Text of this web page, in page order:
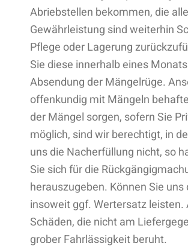
Abriebstellen bekommen, die
Gewährleistung sind weiterhin
Pflege oder Lagerung
Sie diese innerhalb eines
Absendung der Mängelrüge.
offenkundig mit Mängeln
der Mängel sorgen, sofern Sie
möglich, sind wir berechtigt, in
uns die Nacherfüllung nicht, so
Sie sich für die
herauszugeben. Können Sie
insoweit ggf. Wertersatz
Schäden, die nicht am
grober Fahrlässigkeit beruht.